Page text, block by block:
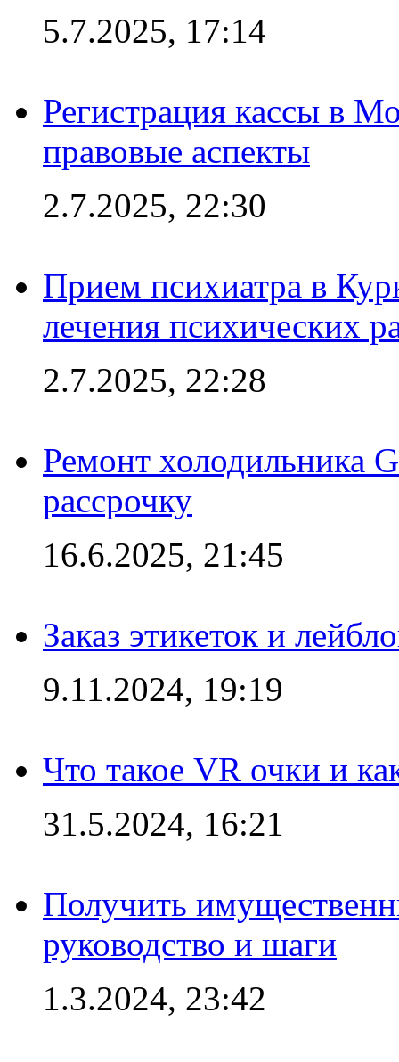
5.7.2025, 17:14
Регистрация кассы в
правовые аспекты
2.7.2025, 22:30
Прием психиатра в
лечения психических
2.7.2025, 22:28
Ремонт холодильника
рассрочку
16.6.2025, 21:45
Заказ этикеток и
9.11.2024, 19:19
Что такое VR очки и
31.5.2024, 16:21
Получить
руководство и шаги
1.3.2024, 23:42